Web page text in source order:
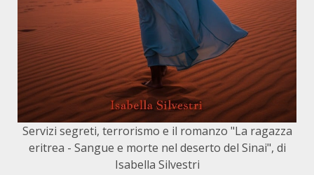
Servizi segreti, terrorismo e il romanzo "La ragazza
eritrea - Sangue e morte nel deserto del Sinai", di
Isabella Silvestri